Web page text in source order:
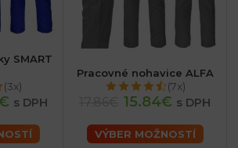
SMART
(3x)
s DPH
Pracovné nohavice ALFA
(7x)
15.84€ s DPH
VÝBER MOŽNOSTÍ